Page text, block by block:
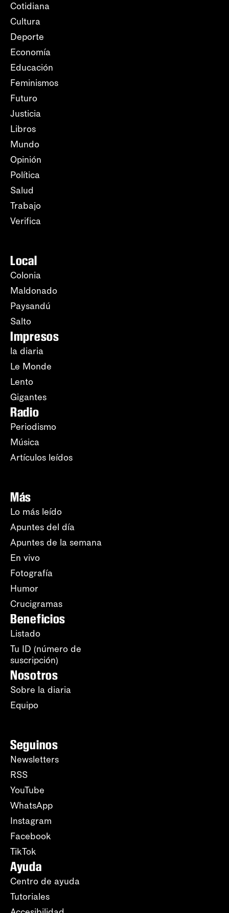
Cotidiana
Cultura
Deporte
Economía
Educación
Feminismos
Futuro
Justicia
Libros
Mundo
Opinión
Política
Salud
Trabajo
Verifica
Local
Colonia
Maldonado
Paysandú
Salto
Impresos
la diaria
Le Monde
Lento
Gigantes
Radio
Periodismo
Música
Artículos leídos
Más
Lo más leído
Apuntes del día
Apuntes de la semana
En vivo
Fotografía
Humor
Crucigramas
Beneficios
Listado
Tu ID (número de
suscripción)
Nosotros
Sobre la diaria
Equipo
Seguinos
Newsletters
RSS
YouTube
WhatsApp
Instagram
Facebook
TikTok
Ayuda
Centro de ayuda
Tutoriales